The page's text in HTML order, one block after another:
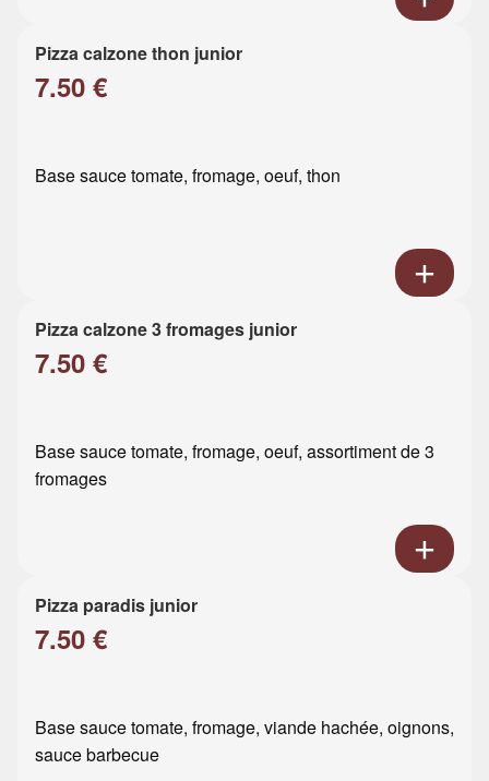
Pizza calzone thon junior
7.50 €
Base sauce tomate, fromage, oeuf, thon
Pizza calzone 3 fromages junior
7.50 €
Base sauce tomate, fromage, oeuf, assortiment de 3
fromages
Pizza paradis junior
7.50 €
Base sauce tomate, fromage, viande hachée, oignons,
sauce barbecue